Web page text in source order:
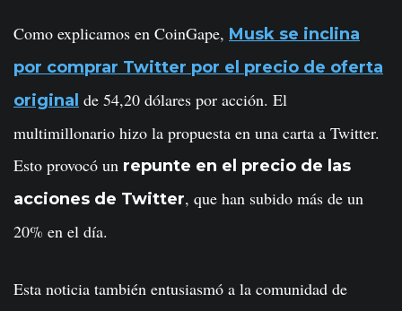
Como explicamos en CoinGape, Musk se inclina
por comprar Twitter por el precio de oferta
original de 54,20 dólares por acción. El
multimillonario hizo la propuesta en una carta a Twitter.
Esto provocó un repunte en el precio de las
acciones de Twitter, que han subido más de un
20% en el día.
Esta noticia también entusiasmó a la comunidad de